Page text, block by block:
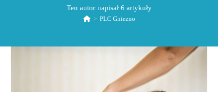
Ten autor napisał 6 artykuły
> PLC Gniezno